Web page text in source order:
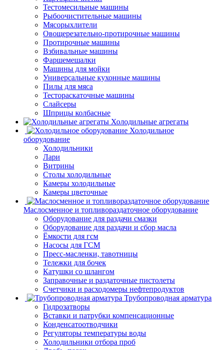
Тестомесильные машины
Рыбоочистительные машины
Мясорыхлители
Овощерезательно-протирочные машины
Протирочные машины
Взбивальные машины
Фаршемешалки
Машины для мойки
Универсальные кухонные машины
Пилы для мяса
Тестораскаточные машины
Слайсеры
Шприцы колбасные
Холодильные агрегаты
Холодильное
оборудование
Холодильники
Лари
Витрины
Столы холодильные
Камеры холодильные
Камеры цветочные
Маслосменное и топливораздаточное оборудование
Оборудование для раздачи смазки
Оборудование для раздачи и сбор масла
Ёмкости для гсм
Насосы для ГСМ
Пресс-масленки, тавотницы
Тележки для бочек
Катушки со шлангом
Заправочные и раздаточные пистолеты
Счетчики и расходомеры нефтепродуктов
Трубопроводная арматура
Гидрозатворы
Вставки и патрубки компенсационные
Конденсатоотводчики
Регуляторы температуры воды
Холодильники отбора проб